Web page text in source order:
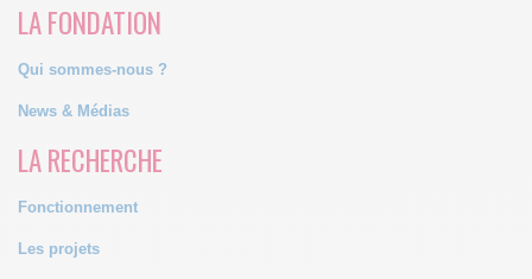
LA FONDATION
Qui sommes-nous ?
News & Médias
LA RECHERCHE
Fonctionnement
Les projets